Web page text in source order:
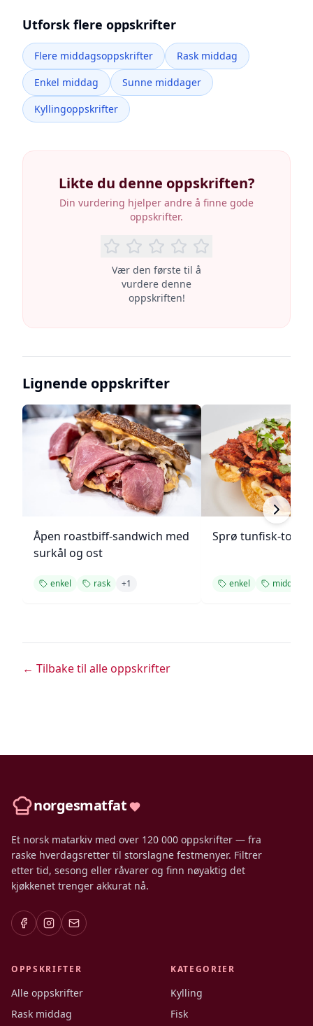
Utforsk flere oppskrifter
Flere middagsoppskrifter
Rask middag
Enkel middag
Sunne middager
Kyllingoppskrifter
Likte du denne oppskriften?
Din vurdering hjelper andre å finne gode
oppskrifter.
Vær den første til å
vurdere denne
oppskriften!
Lignende oppskrifter
Åpen roastbiff-sandwich med
surkål og ost
enkel rask +1
Sprø tunfisk-
enkel middag
← Tilbake til alle oppskrifter
norgesmatfat
Et norsk matarkiv med over 120 000 oppskrifter — fra
raske hverdagsretter til storslagne festmenyer. Filtrer
etter tid, sesong eller råvarer og finn nøyaktig det
kjøkkenet trenger akkurat nå.
OPPSKRIFTER
Alle oppskrifter
Rask middag
KATEGORIER
Kylling
Fisk